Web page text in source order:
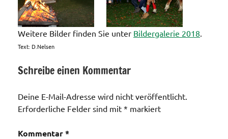
Weitere Bilder finden Sie unter Bildergalerie 2018
Text: D.Nelsen
Kindergarten
Veranstaltungen
Schreibe einen Kommentar
Deine E-Mail-Adresse wird nicht veröffentlicht.
Erforderliche Felder sind mit * markiert
Kommentar*